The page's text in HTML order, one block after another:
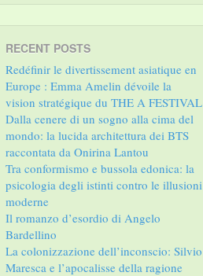
RECENT POSTS
Redéfinir le divertissement asiatique en
Europe : Emma Amelin dévoile la
vision stratégique du THE A FESTIVAL
Dalla cenere di un sogno alla cima del
mondo: la lucida architettura dei BTS
raccontata da Onirina Lantou
Tra conformismo e bussola edonica: la
psicologia degli istinti contro le illusioni
moderne
Il romanzo d’esordio di Angelo
Bardellino
La colonizzazione dell’inconscio: Silvio
Maresca e l’apocalisse della ragione